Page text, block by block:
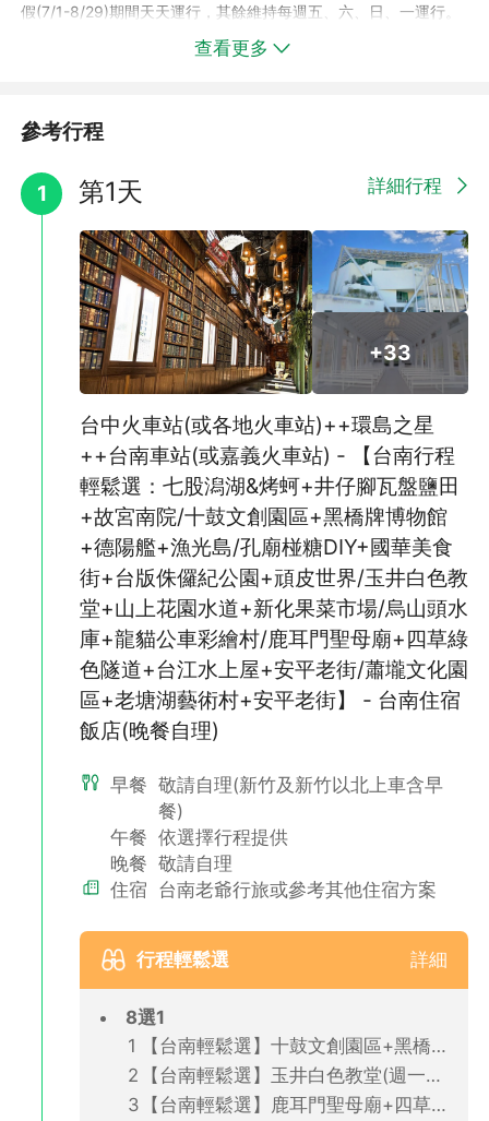
假(7/1-8/29)期間天天運行，其餘維持每週五、六、日、一運行。
►第三天：台鐵477次(EMU3000) 13:43台東→15:36花蓮
※搭乘台鐵列車將無提供環島之星相關服務、餐點敬請自理；部分
差額退費請依系統設定為主。
※以上列車如遇指定班次客滿，將為旅客改訂提前或延後90分鐘內
的班次。
※上述時間僅供參考，實際仍需依車票上記載時間為主。
※車票之座位號碼皆為電腦系統自動產出，無法保證其連續性。
【環島之星觀光列車】安排搭乘環島之星觀光列車，美麗的彩繪外
觀、高級的商務車廂，每排3位的豪華寬敞座椅， 360度旋轉空
間、隱藏式餐桌、明亮觀景車窗、娛樂卡拉OK車廂，吃喝玩樂就
看更多環島之星介紹
【環島票價】台北/桃園/新竹/苗栗/台中/彰化/雲林/嘉義/台南/左營
搭乘環島之星觀光列車，回程搭配一段【高鐵】標準車廂返回出發
※回程地點如超過出發地，需加收價差，費用部分請洽客服人員
※環島促銷票價其中一段(包含高鐵)放棄不搭乘，無法退費
＊孩童不佔床：包含交通費用且佔車位，6歲以下孩童火車及高鐵
可改不佔車位(需全程車票皆不佔位)，可聯絡客服退回價差
＊嬰兒：不佔車位，若要佔位，依孩童不佔床費用收取
►《高鐵票》相關使用規定：(請務必詳閱,若無法接受者請勿訂購)
(1)、高鐵座位皆為電腦系統劃位，恕無法保證其連續性，敬請見
(3)、專案搭配的是『標準車箱』，如遇所選班次客滿，將為旅客
改訂提前或延後90分鐘內之班次；亦可自行加價升等『商務車
(4)、若高鐵車票已開票，恕無法更改日期班次，如欲更改或取
消，請連絡客服人員，並將車票正本繳回(需支付手續費)。
(5)、旅途期間如提早抵達或因故錯過原訂班次，可搭乘當日其他
車次之自由席，不可退票。
(6)、出發日當天或前１天如欲取消行程，車票無退票價值(收取
(7)、高鐵票如因個人因素自行換票而產生票價差，請旅客自行吸
查看更多
參考行程
1 第1天 詳細行程
+33
台中火車站(或各地火車站)++環島之星
++台南車站(或嘉義火車站) - 【台南行程
輕鬆選：七股潟湖&烤蚵+井仔腳瓦盤鹽田
+故宮南院/十鼓文創園區+黑橋牌博物館
+德陽艦+漁光島/孔廟椪糖DIY+國華美食
街+台版侏儸紀公園+頑皮世界/玉井白色教
堂+山上花園水道+新化果菜市場/烏山頭水
庫+龍貓公車彩繪村/鹿耳門聖母廟+四草綠
色隧道+台江水上屋+安平老街/蕭壠文化園
區+老塘湖藝術村+安平老街】 - 台南住宿
飯店(晚餐自理)
早餐 敬請自理(新竹及新竹以北上車含早
餐)
午餐 依選擇行程提供
晚餐 敬請自理
住宿 台南老爺行旅或參考其他住宿方案
行程輕鬆選 詳細
8選1
【台南輕鬆選】十鼓文創園區+黑橋牌博物館(週一公休)+德陽艦+漁光島。
【台南輕鬆選】玉井白色教堂(週一公休)+山上花園水道(週三公休)+最美菜市場~新化果菜市場。(有價差)
【台南輕鬆選】鹿耳門聖母廟+四草綠色隧道+台江水上屋+安平老街。(有價差)